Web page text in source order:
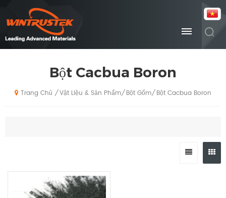
Bột Cacbua Boron
Trang Chủ / Vật Liệu & Sản Phẩm/ Bột Gốm/ Bột Cacbua Boron